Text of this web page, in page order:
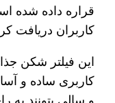
قراره داده شده
کاربران دریافت
این فیلتر شکن
کاربری ساده و